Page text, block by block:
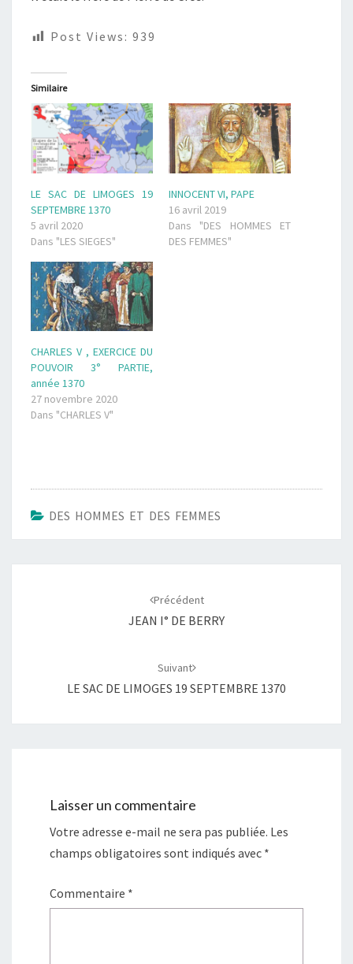
Post Views: 939
Similaire
LE SAC DE LIMOGES 19
SEPTEMBRE 1370
5 avril 2020
Dans "LES SIEGES"
INNOCENT VI, PAPE
16 avril 2019
Dans "DES HOMMES ET
DES FEMMES"
CHARLES V , EXERCICE DU
POUVOIR 3° PARTIE,
année 1370
27 novembre 2020
Dans "CHARLES V"
DES HOMMES ET DES FEMMES
Précédent
JEAN I° DE BERRY
Suivant
LE SAC DE LIMOGES 19 SEPTEMBRE 1370
Laisser un commentaire
Votre adresse e-mail ne sera pas publiée. Les
champs obligatoires sont indiqués avec *
Commentaire *